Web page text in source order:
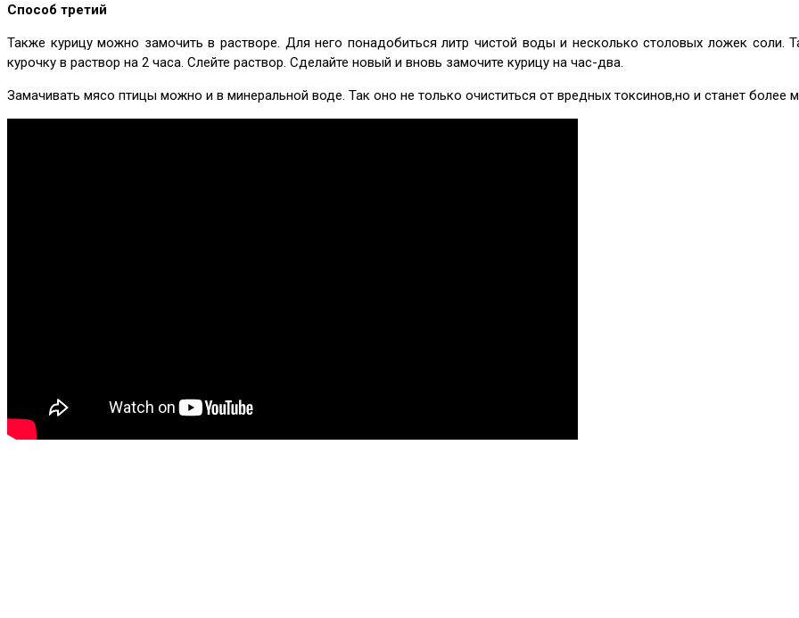
Способ третий
Также курицу можно замочить в растворе. Для него понадобиться литр чистой воды и несколько столовых ложек соли.
курочку в раствор на 2 часа. Слейте раствор. Сделайте новый и вновь замочите курицу на час-два.
Замачивать мясо птицы можно и в минеральной воде. Так оно не только очиститься от вредных токсинов,но и станет более